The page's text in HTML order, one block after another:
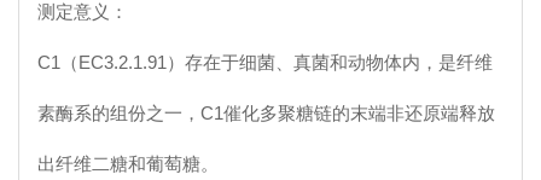
测定意义：
C1（EC3.2.1.91） 存在于细菌、真菌和动物体内，是纤维
素酶系的组份之一， C1催化多聚糖链的末端非还原端释放
出纤维二糖和葡萄糖。